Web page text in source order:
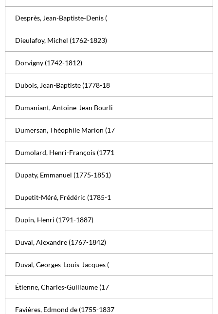
Desprès, Jean-Baptiste-Denis (
Dieulafoy, Michel (1762-1823)
Dorvigny (1742-1812)
Dubois, Jean-Baptiste (1778-18
Dumaniant, Antoine-Jean Bourli
Dumersan, Théophile Marion (17
Dumolard, Henri-François (1771
Dupaty, Emmanuel (1775-1851)
Dupetit-Méré, Frédéric (1785-1
Dupin, Henri (1791-1887)
Duval, Alexandre (1767-1842)
Duval, Georges-Louis-Jacques (
Étienne, Charles-Guillaume (17
Favières, Edmond de (1755-1837